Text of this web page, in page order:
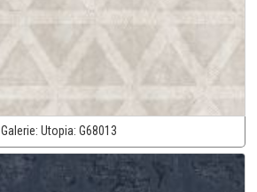
Galerie: Utopia: G68013